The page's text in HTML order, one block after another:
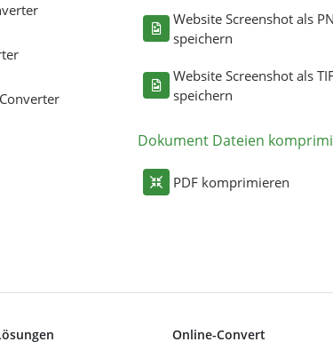
Website Screenshot als
speichern
Website Screenshot als
speichern
Dokument Dateien
PDF komprimieren
Online-Convert